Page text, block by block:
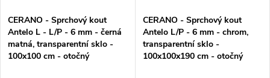
CERANO - Sprchový kout
Antelo L - L/P - 6 mm - černá
matná, transparentní sklo -
100x100 cm - otočný
CERANO - Sprchový kout
Antelo L/P - 6 mm - chrom,
transparentní sklo -
100x100x190 cm - otočný